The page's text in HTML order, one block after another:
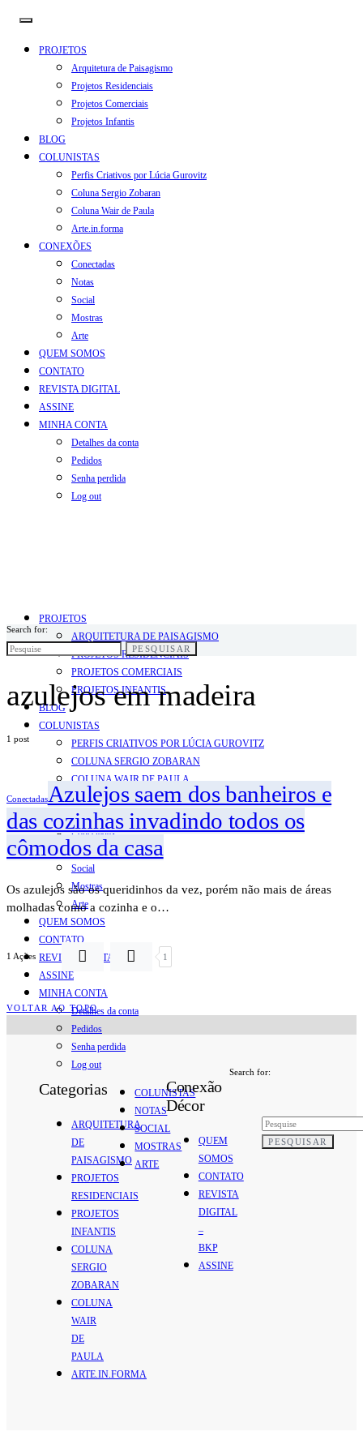
PROJETOS
Arquitetura de Paisagismo
Projetos Residenciais
Projetos Comerciais
Projetos Infantis
BLOG
COLUNISTAS
Perfis Criativos por Lúcia Gurovitz
Coluna Sergio Zobaran
Coluna Wair de Paula
Arte.in.forma
CONEXÕES
Conectadas
Notas
Social
Mostras
Arte
QUEM SOMOS
CONTATO
REVISTA DIGITAL
ASSINE
MINHA CONTA
Detalhes da conta
Pedidos
Senha perdida
Log out
PROJETOS
ARQUITETURA DE PAISAGISMO
PROJETOS RESIDENCIAIS
PROJETOS COMERCIAIS
PROJETOS INFANTIS
BLOG
COLUNISTAS
PERFIS CRIATIVOS POR LÚCIA GUROVITZ
COLUNA SERGIO ZOBARAN
COLUNA WAIR DE PAULA
ARTE.IN.FORMA
CONEXÕES
Conectadas
Notas
Social
Mostras
Arte
QUEM SOMOS
CONTATO
REVISTA DIGITAL
ASSINE
MINHA CONTA
Detalhes da conta
Pedidos
Senha perdida
Log out
Search for:
PESQUISAR
azulejos em madeira
1 post
ConectadasAzulejos saem dos banheiros e
das cozinhas invadindo todos os
cômodos da casa
Os azulejos são os queridinhos da vez, porém não mais de áreas
molhadas como a cozinha e o…
1 Ações 1
VOLTAR AO TOPO
Categorias
ARQUITETURA
DE
PAISAGISMO
PROJETOS
RESIDENCIAIS
PROJETOS
INFANTIS
COLUNA
SERGIO
ZOBARAN
COLUNA
WAIR
DE
PAULA
ARTE.IN.FORMA
COLUNISTAS
NOTAS
SOCIAL
MOSTRAS
ARTE
Conexão
Décor
QUEM
SOMOS
CONTATO
REVISTA
DIGITAL
–
BKP
ASSINE
Search for:
PESQUISAR